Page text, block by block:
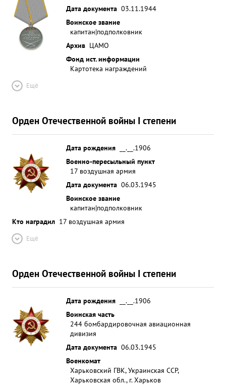
Дата документа 03.11.1944
Воинское звание
капитан|подполковник
Архив ЦАМО
Фонд ист. информации
Картотека награждений
Ещё
Орден Отечественной войны I степени
Дата рождения
__.__.1906
Военно-пересыльный пункт
17 воздушная армия
Дата документа 06.03.1945
Воинское звание
капитан|подполковник
Кто наградил 17 воздушная армия
Ещё
Орден Отечественной войны I степени
Дата рождения
__.__.1906
Воинская часть
244 бомбардировочная авиационная
дивизия
Дата документа 06.03.1945
Военкомат
Харьковский ГВК, Украинская ССР,
Харьковская обл., г. Харьков